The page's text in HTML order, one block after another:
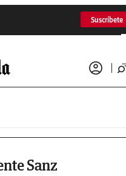
Suscríbete
Sanz